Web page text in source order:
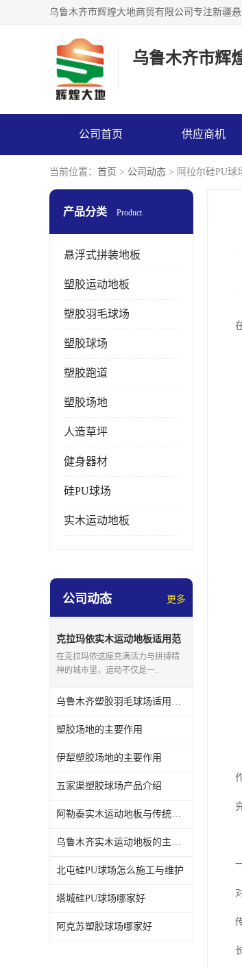
乌鲁木齐市辉
公司首页 供应商机
当前位置： 首页 > 公司动态 > 阿拉尔硅PU球
产品分类 Product
悬浮式拼装地板
塑胶运动地板
塑胶羽毛球场
塑胶球场
塑胶跑道
塑胶场地
人造草坪
健身器材
硅PU球场
实木运动地板
公司动态 更多
克拉玛依实木运动地板适用范
围
在克拉玛依这座充满活力与拼搏精
神的城市里，运动不仅是一..
乌鲁木齐塑胶羽毛球场适用范围
塑胶场地的主要作用
伊犁塑胶场地的主要作用
五家渠塑胶球场产品介绍
阿勒泰实木运动地板与传统场地的区别
乌鲁木齐实木运动地板的主要作用
北屯硅PU球场怎么施工与维护
塔城硅PU球场哪家好
阿克苏塑胶球场哪家好